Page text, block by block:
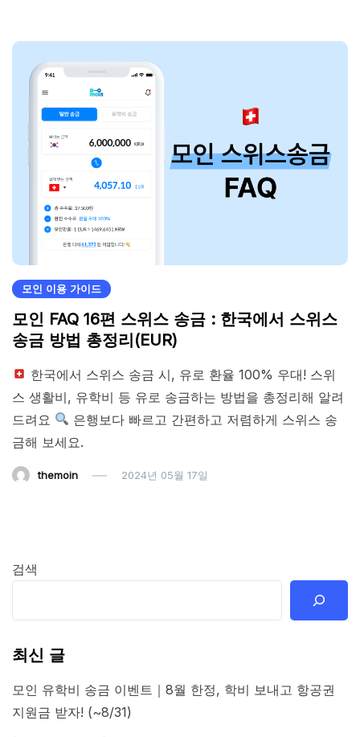
모인 이용 가이드
모인 FAQ 16편 스위스 송금 : 한국에서 스위스
송금 방법 총정리(EUR)
한국에서 스위스 송금 시, 유로 환율 100% 우대! 스위
스 생활비, 유학비 등 유로 송금하는 방법을 총정리해 알려
드려요
은행보다 빠르고 간편하고 저렴하게 스위스 송
금해 보세요.
themoin 2024년 05월 17일
검색
최신 글
모인 유학비 송금 이벤트｜8월 한정, 학비 보내고 항공권
지원금 받자! (~8/31)